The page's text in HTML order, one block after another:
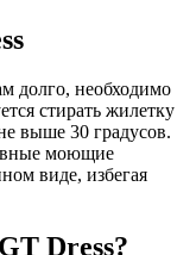
долго, необходимо
стирать жилетку
выше 30 градусов.
моющие
виде, избегая
Dress?